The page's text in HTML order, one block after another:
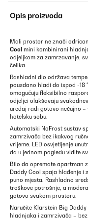
Opis proizvoda
Mali prostor ne znači
Cool mini kombinirani
odjeljkom za zamrzavanje,
čelika.
Rashladni dio održava
pouzdano hladi do ispod -18
omogućuju fleksibilno
odjeljci olakšavaju
uređaj radi gotovo nečujno –
hotelsku sobu.
Automatski NoFrost sustav
zamrzivača bez ikakvog
vrijeme. LED osvjetljenje
da u jednom pogledu vidite
Bilo da opremate apartman
Daddy Cool spaja hlađenje i
puno mjesta. Rashladno
troškove potrošnje, a
gotovo svakom prostoru.
Naručite Klarstein Big
hladnjaka i zamrzivača –